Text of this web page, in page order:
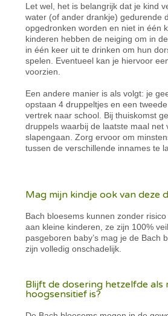
Let wel, het is belangrijk dat je kind
water (of ander drankje) gedurende
opgedronken worden en niet in één
kinderen hebben de neiging om in
in één keer uit te drinken om hun
spelen. Eventueel kan je hiervoor
voorzien.
Een andere manier is als volgt: je
opstaan 4 druppeltjes en een
vertrek naar school. Bij thuiskomst
druppels waarbij de laatste maal net
slapengaan. Zorg ervoor om
tussen de verschillende innames te
Mag mijn kindje ook van deze
Bach bloesems kunnen zonder
aan kleine kinderen, ze zijn 100%
pasgeboren baby’s mag je de Bach
zijn volledig onschadelijk.
Blijft de dosering hetzelfde als
hoogsensitief is?